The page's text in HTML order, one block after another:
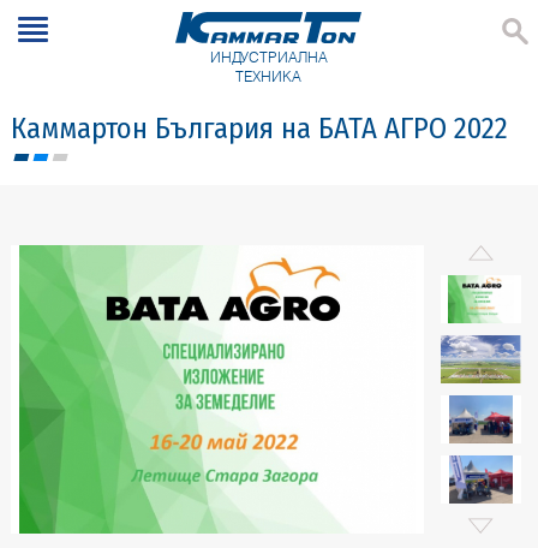
ИНДУСТРИАЛНА
ТЕХНИКА
Каммартон България на БАТА АГРО 2022